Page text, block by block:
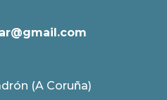
(A Coruña)